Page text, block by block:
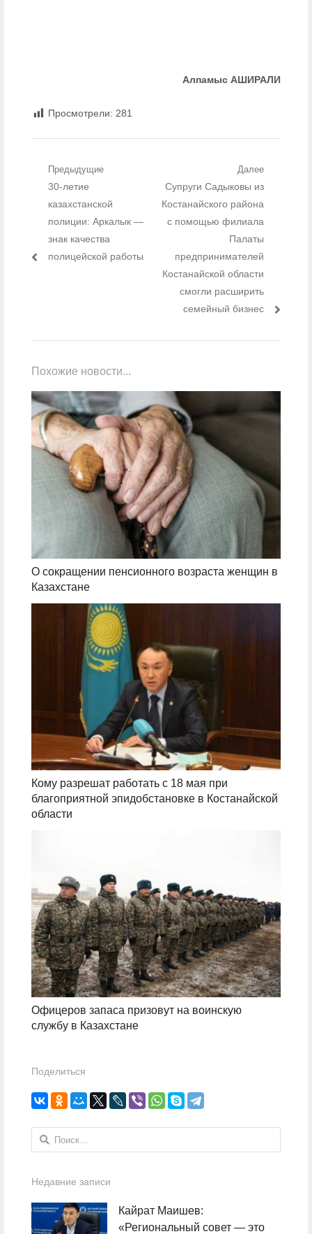
Алпамыс АШИРАЛИ
Просмотрели: 281
Навигация по записям
Предыдущие
Предыдущий пост:
30-летие
казахстанской
полиции: Аркалык —
знак качества
полицейской работы
Далее
Следующий пост:
Супруги Садыковы из
Костанайского района
с помощью филиала
Палаты
предпринимателей
Костанайской области
смогли расширить
семейный бизнес
Похожие новости...
О сокращении пенсионного возраста женщин в
Казахстане
Кому разрешат работать с 18 мая при
благоприятной эпидобстановке в Костанайской
области
Офицеров запаса призовут на воинскую
службу в Казахстане
Поделиться
Найти:
Недавние записи
Кайрат Маишев:
«Региональный совет — это